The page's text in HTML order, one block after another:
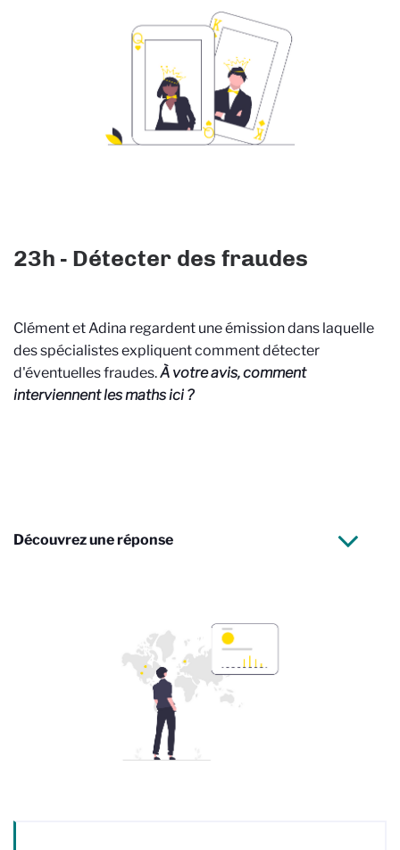
23h - Détecter des fraudes
Clément et Adina regardent une émission dans laquelle
des spécialistes expliquent comment détecter
d'éventuelles fraudes.À votre avis, comment
interviennent les maths ici ?
Découvrez une réponse